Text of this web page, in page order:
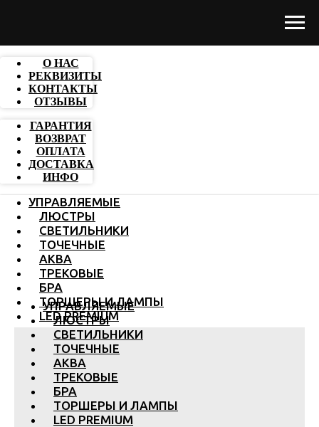
О НАС
РЕКВИЗИТЫ
КОНТАКТЫ
ОТЗЫВЫ
ГАРАНТИЯ
ВОЗВРАТ
ОПЛАТА
ДОСТАВКА
ИНФО
УПРАВЛЯЕМЫЕ
ЛЮСТРЫ
СВЕТИЛЬНИКИ
ТОЧЕЧНЫЕ
АКВА
ТРЕКОВЫЕ
БРА
ТОРШЕРЫ И ЛАМПЫ
LED PREMIUM
УПРАВЛЯЕМЫЕ
ЛЮСТРЫ
СВЕТИЛЬНИКИ
ТОЧЕЧНЫЕ
АКВА
ТРЕКОВЫЕ
БРА
ТОРШЕРЫ И ЛАМПЫ
LED PREMIUM